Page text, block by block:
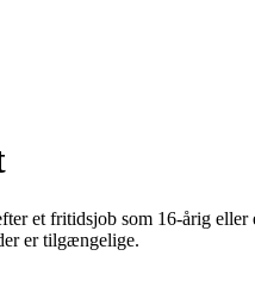
et fritidsjob som 16-årig eller
er tilgængelige.